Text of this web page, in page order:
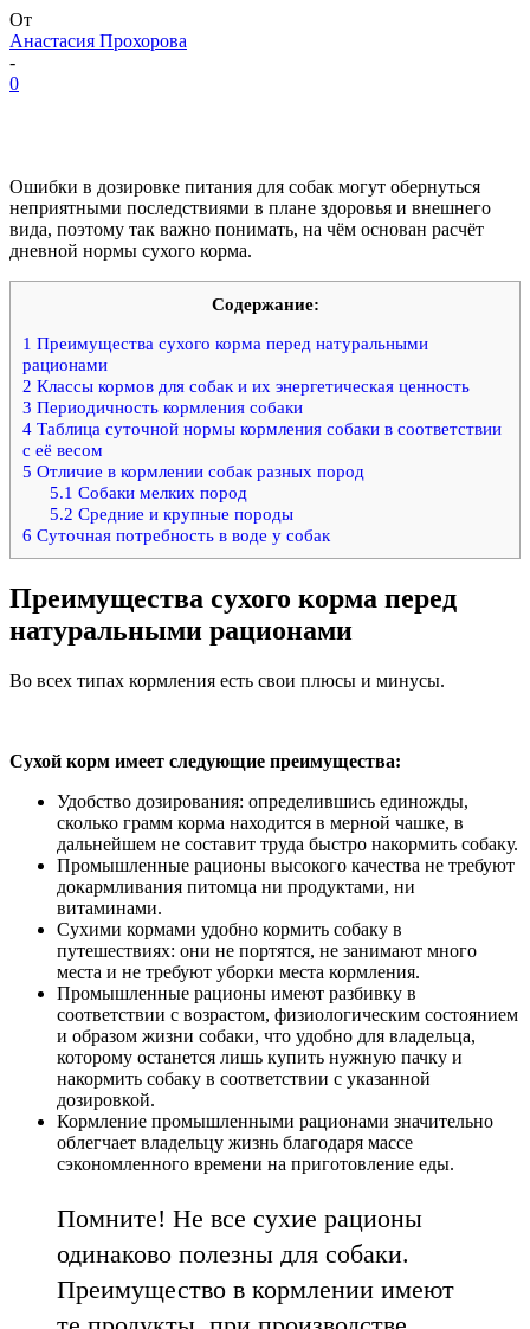
От
Анастасия Прохорова
-
0
Ошибки в дозировке питания для собак могут обернуться
неприятными последствиями в плане здоровья и внешнего
вида, поэтому так важно понимать, на чём основан расчёт
дневной нормы сухого корма.
Содержание:
1 Преимущества сухого корма перед натуральными
рационами
2 Классы кормов для собак и их энергетическая ценность
3 Периодичность кормления собаки
4 Таблица суточной нормы кормления собаки в соответствии
с её весом
5 Отличие в кормлении собак разных пород
5.1 Собаки мелких пород
5.2 Средние и крупные породы
6 Суточная потребность в воде у собак
Преимущества сухого корма перед
натуральными рационами
Во всех типах кормления есть свои плюсы и минусы.
Сухой корм имеет следующие преимущества:
Удобство дозирования: определившись единожды,
сколько грамм корма находится в мерной чашке, в
дальнейшем не составит труда быстро накормить собаку.
Промышленные рационы высокого качества не требуют
докармливания питомца ни продуктами, ни
витаминами.
Сухими кормами удобно кормить собаку в
путешествиях: они не портятся, не занимают много
места и не требуют уборки места кормления.
Промышленные рационы имеют разбивку в
соответствии с возрастом, физиологическим состоянием
и образом жизни собаки, что удобно для владельца,
которому останется лишь купить нужную пачку и
накормить собаку в соответствии с указанной
дозировкой.
Кормление промышленными рационами значительно
облегчает владельцу жизнь благодаря массе
сэкономленного времени на приготовление еды.
Помните! Не все сухие рационы
одинаково полезны для собаки.
Преимущество в кормлении имеют